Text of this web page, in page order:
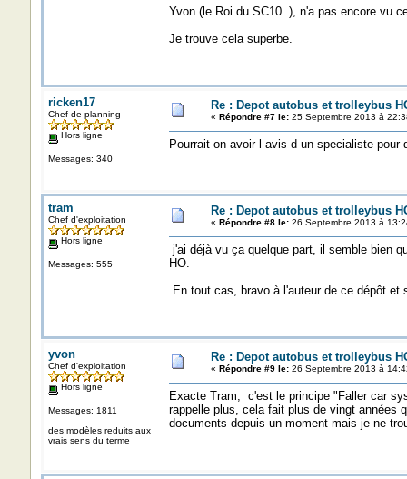
Yvon (le Roi du SC10..), n'a pas encore vu
Je trouve cela superbe.
ricken17
Chef de planning
Hors ligne
Messages: 340
Re : Depot autobus et trolleybus
« Répondre #7 le:25 Septembre 2013 à
Pourrait on avoir l avis d un specialiste
tram
Chef d'exploitation
Hors ligne
Messages: 555
Re : Depot autobus et trolleybus
« Répondre #8 le:26 Septembre 2013 à
j'ai déjà vu ça quelque part, il semble bien
HO.
En tout cas, bravo à l'auteur de ce dépôt et
yvon
Chef d'exploitation
Hors ligne
Messages: 1811
des modèles reduits aux
vrais sens du terme
Re : Depot autobus et trolleybus
« Répondre #9 le:26 Septembre 2013 à
Exacte Tram, c'est le principe "Faller car
rappelle plus, cela fait plus de vingt années
documents depuis un moment mais je ne